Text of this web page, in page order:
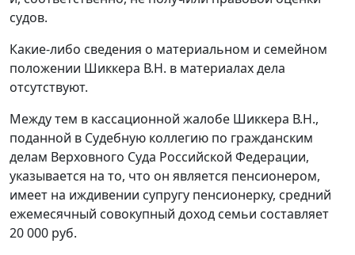
судов.
Какие-либо сведения о материальном и семейном
положении Шиккера В.Н. в материалах дела
отсутствуют.
Между тем в кассационной жалобе Шиккера В.Н.,
поданной в Судебную коллегию по гражданским
делам Верховного Суда Российской Федерации,
указывается на то, что он является пенсионером,
имеет на иждивении супругу пенсионерку, средний
ежемесячный совокупный доход семьи составляет
20 000 руб.